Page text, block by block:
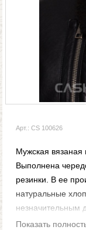
Арт.: CS 100626
Мужская
Выполнена
резинки. В ее
натуральные
незначительным
утеплен
Показать